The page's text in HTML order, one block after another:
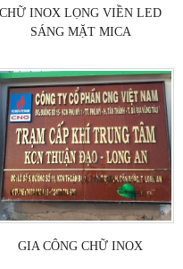
CHỮ INOX LỌNG VIỀN LED
SÁNG MẶT MICA
GIA CÔNG CHỮ INOX